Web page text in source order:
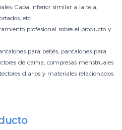
Capa inferior similar a la tela,
etc.
profesional sobre el producto y
para bebés, pantalones para
de cama, compresas menstruales
diarios y materiales relacionados